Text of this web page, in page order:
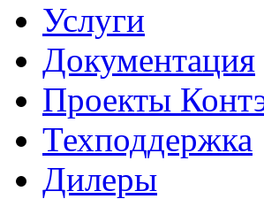
Услуги
Документация
Проекты
Техподдержка
Дилеры